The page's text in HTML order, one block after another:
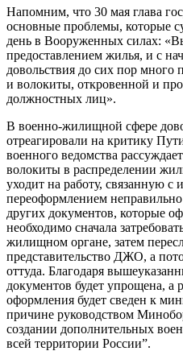
Напомним, что 30 мая глава
основные проблемы, которые
день в Вооруженных силах:
предоставлением жилья, и с
довольствия до сих пор много
и волокиты, откровенной и
должностных лиц».
В военно-жилищной сфере
отреагировали на критику
военного ведомства
волокиты в распределении
уходит на работу, связанную
переоформлением
других документов, которые
необходимо сначала
жилищном органе, затем
представительство ДЖО, а
оттуда. Благодаря
документов будет упрощена, а
оформления будет сведен к
причине руководством
создании дополнительных
всей территории России”.